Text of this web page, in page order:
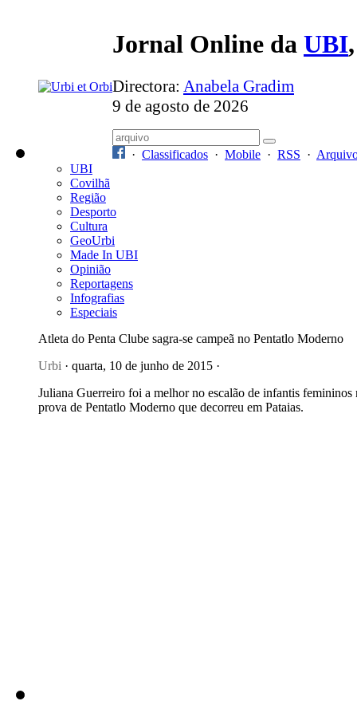
Jornal Online da UBI
Directora: Anabela Gradim
9 de agosto de 2026
· Classificados · Mobile · RSS ·
UBI
Covilhã
Região
Desporto
Cultura
GeoUrbi
Made In UBI
Opinião
Reportagens
Infografias
Especiais
Atleta do Penta Clube sagra-se campeã no Pentatlo Moderno
Urbi · quarta, 10 de junho de 2015 ·
Juliana Guerreiro foi a melhor no escalão de infantis femininos
prova de Pentatlo Moderno que decorreu em Pataias.